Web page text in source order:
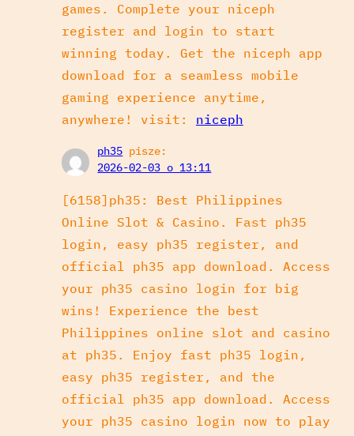
games. Complete your niceph
register and login to start
winning today. Get the niceph app
download for a seamless mobile
gaming experience anytime,
anywhere! visit: niceph
ph35 pisze:
2026-02-03 o 13:11
[6158]ph35: Best Philippines
Online Slot & Casino. Fast ph35
login, easy ph35 register, and
official ph35 app download. Access
your ph35 casino login for big
wins! Experience the best
Philippines online slot and casino
at ph35. Enjoy fast ph35 login,
easy ph35 register, and the
official ph35 app download. Access
your ph35 casino login now to play